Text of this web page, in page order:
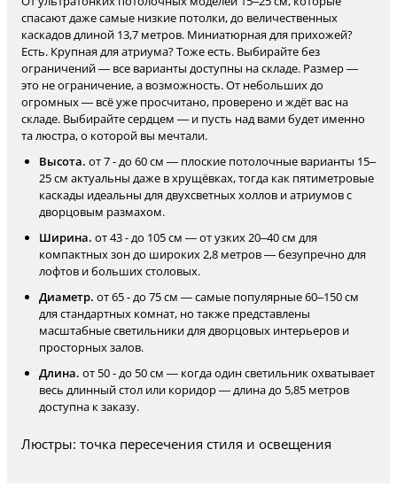
спасают даже самые низкие потолки, до величественных
каскадов длиной 13,7 метров. Миниатюрная для прихожей?
Есть. Крупная для атриума? Тоже есть. Выбирайте без
ограничений — все варианты доступны на складе. Размер —
это не ограничение, а возможность. От небольших до
огромных — всё уже просчитано, проверено и ждёт вас на
складе. Выбирайте сердцем — и пусть над вами будет именно
та люстра, о которой вы мечтали.
Высота. от 7 - до 60 см — плоские потолочные варианты 15–
25 см актуальны даже в хрущёвках, тогда как пятиметровые
каскады идеальны для двухсветных холлов и атриумов с
дворцовым размахом.
Ширина. от 43 - до 105 см — от узких 20–40 см для
компактных зон до широких 2,8 метров — безупречно для
лофтов и больших столовых.
Диаметр. от 65 - до 75 см — самые популярные 60–150 см
для стандартных комнат, но также представлены
масштабные светильники для дворцовых интерьеров и
просторных залов.
Длина. от 50 - до 50 см — когда один светильник охватывает
весь длинный стол или коридор — длина до 5,85 метров
доступна к заказу.
Люстры: точка пересечения стиля и освещения